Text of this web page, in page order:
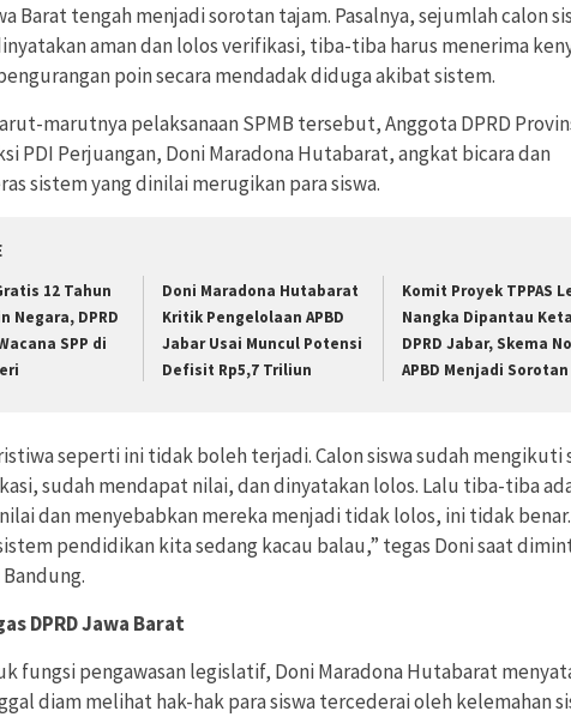
Barat tengah menjadi sorotan tajam. Pasalnya, sejumlah calon
aman dan lolos verifikasi, tiba-tiba harus menerima
poin secara mendadak diduga akibat sistem.
marutnya pelaksanaan SPMB tersebut, Anggota DPRD
PDI Perjuangan, Doni Maradona Hutabarat, angkat bicara dan
sistem yang dinilai merugikan para siswa.
12 Tahun
Negara, DPRD
SPP di
Doni Maradona Hutabarat
Kritik Pengelolaan APBD
Jabar Usai Muncul Potensi
Defisit Rp5,7 Triliun
Komit Proyek TPPAS
Nangka Dipantau
DPRD Jabar, Skema
APBD Menjadi Sorotan
seperti ini tidak boleh terjadi. Calon siswa sudah mengikuti
sudah mendapat nilai, dan dinyatakan lolos. Lalu tiba-tiba
dan menyebabkan mereka menjadi tidak lolos, ini tidak
pendidikan kita sedang kacau balau,” tegas Doni saat
DPRD Jawa Barat
fungsi pengawasan legislatif, Doni Maradona Hutabarat
diam melihat hak-hak para siswa tercederai oleh kelemahan